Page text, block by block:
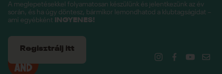
A meglepetésekkel folyamatosan készülünk és jelentkezünk az év
során, és ha úgy döntesz, bármikor lemondhatod a klubtagságidat –
ami egyébként
INGYENES!
Regisztrálj itt